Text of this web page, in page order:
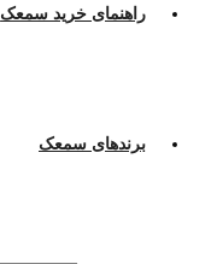
راهنمای خرید سمعک
برندهای سمعک